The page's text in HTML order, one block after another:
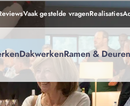
Vaak gestelde vragenRealisaties
DakwerkenRamen & Deuren